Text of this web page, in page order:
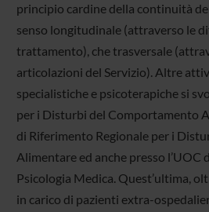
principio cardine della continuità
senso longitudinale (attraverso le
trattamento), che trasversale
articolazioni del Servizio). Altre
specialistiche e psicoterapiche si
per i Disturbi del Comportamento
di Riferimento Regionale per i
Alimentare ed anche presso l’UOC
Psicologia Medica. Quest’ultima,
in carico di pazienti extra-